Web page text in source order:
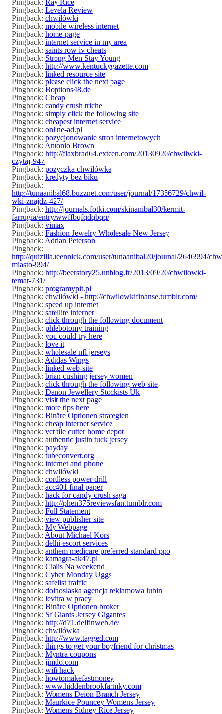
Pingback: Ray Rice
Pingback: Levela Review
Pingback: chwilówki
Pingback: mobile wireless internet
Pingback: home-page
Pingback: internet service in my area
Pingback: saints row iv cheats
Pingback: Strong Men Stay Young
Pingback: http://www.kentuckygazette.com
Pingback: linked resource site
Pingback: please click the next page
Pingback: Boptions48.de
Pingback: Cheap
Pingback: candy crush triche
Pingback: simply click the following site
Pingback: cheapest internet service
Pingback: online-ad.pl
Pingback: pozycjonowanie stron internetowych
Pingback: Antonio Brown
Pingback: http://flaxbrad64.exteen.com/20130920/chwilwki-
czytaj-947
Pingback: pożyczka chwilówka
Pingback: kredyty bez biku
Pingback:
http://tunaanibal68.buzznet.com/user/journal/17356729/chwil-
wki-znajdz-427/
Pingback: http://journals.fotki.com/skinanibal30/kermit-
farrugia/entry/wwffbqfqdqbqq/
Pingback: vimax
Pingback: Fashion Jewelry Wholesale New Jersey
Pingback: Adrian Peterson
Pingback:
http://quizilla.teennick.com/user/tunaanibal20/journal/2646994/
miasto-994/
Pingback: http://beerstory25.unblog.fr/2013/09/20/chwilowki-
temat-731/
Pingback: programypit.pl
Pingback: chwilówki - http://chwilowkifinanse.tumblr.com/
Pingback: speed up internet
Pingback: satellite internet
Pingback: click through the following document
Pingback: phlebotomy training
Pingback: you could try here
Pingback: love it
Pingback: wholesale nfl jerseys
Pingback: Adidas Wings
Pingback: linked web-site
Pingback: brian cushing jersey women
Pingback: click through the following web site
Pingback: Danon Jewellery Stockists Uk
Pingback: visit the next page
Pingback: more tips here
Pingback: Binäre Optionen strategien
Pingback: cheap internet service
Pingback: vct tile cutter home depot
Pingback: authentic justin tuck jersey
Pingback: payday
Pingback: tubeconvert.org
Pingback: internet and phone
Pingback: chwilówki
Pingback: cordless power drill
Pingback: acc401 final paper
Pingback: hack for candy crush saga
Pingback: http://phen375reviewsfan.tumblr.com
Pingback: Full Statement
Pingback: view publisher site
Pingback: My Webpage
Pingback: About Michael Kors
Pingback: delhi escort services
Pingback: anthem medicare preferred standard ppo
Pingback: kamagra-ak47.pl
Pingback: Cialis Na weekend
Pingback: Cyber Monday Uggs
Pingback: safelist traffic
Pingback: dolnoslaska agencja reklamowa lubin
Pingback: levitra w pracy
Pingback: Binäre Optionen broker
Pingback: Sf Giants Jersey Gigantes
Pingback: http://d71.delfinweb.de/
Pingback: chwilówka
Pingback: http://www.tagged.com
Pingback: things to get your boyfriend for christmas
Pingback: Myntra coupons
Pingback: jimdo.com
Pingback: wifi hack
Pingback: howtomakefastmoney
Pingback: www.hiddenbrookfarmky.com
Pingback: Womens Deion Branch Jersey
Pingback: Maurkice Pouncey Womens Jersey
Pingback: Womens Sidney Rice Jersey